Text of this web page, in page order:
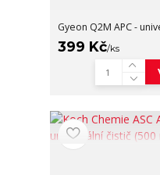
Gyeon Q2M APC -
399 Kč/ks